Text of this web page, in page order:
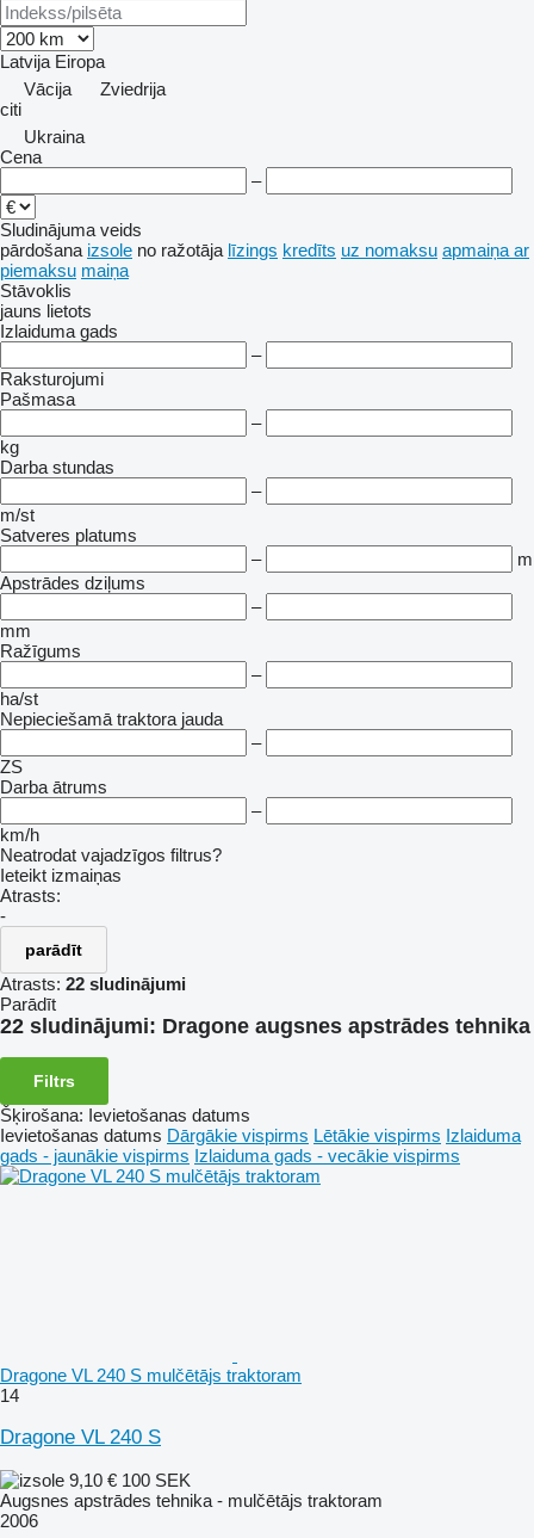
Latvija Eiropa
Vācija
Zviedrija
citi
Ukraina
Cena
–
Sludinājuma veids
pārdošana izsole no ražotāja līzings kredīts uz nomaksu apmaiņa ar
piemaksu maiņa
Stāvoklis
jauns lietots
Izlaiduma gads
–
Raksturojumi
Pašmasa
–
kg
Darba stundas
–
m/st
Satveres platums
–
m
Apstrādes dziļums
–
mm
Ražīgums
–
ha/st
Nepieciešamā traktora jauda
–
ZS
Darba ātrums
–
km/h
Neatrodat vajadzīgos filtrus?
Ieteikt izmaiņas
Atrasts:
-
parādīt
Atrasts: 22 sludinājumi
Parādīt
22 sludinājumi: Dragone augsnes apstrādes tehnika
Filtrs
Šķirošana: Ievietošanas datums
Ievietošanas datums Dārgākie vispirms Lētākie vispirms Izlaiduma
gads - jaunākie vispirms Izlaiduma gads - vecākie vispirms
Dragone VL 240 S mulčētājs traktoram
14
Dragone VL 240 S
9,10 € 100 SEK
Augsnes apstrādes tehnika - mulčētājs traktoram
2006